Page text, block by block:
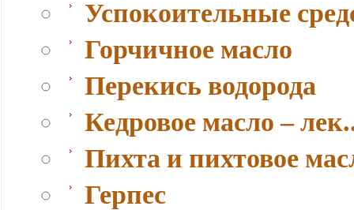
Успокоительные
Горчичное масло
Перекись водорода
Кедровое масло –
Пихта и пихтовое
Герпес